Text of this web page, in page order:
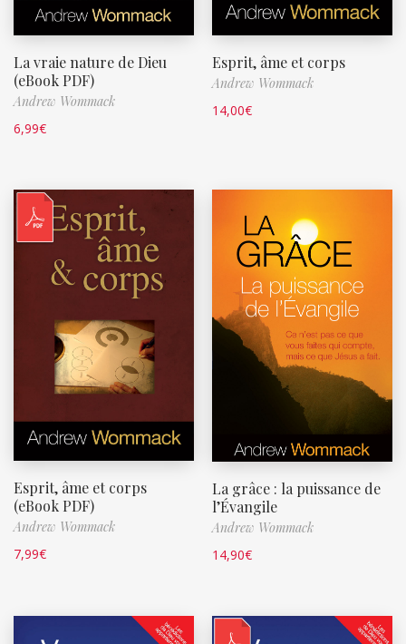
La vraie nature de Dieu
(eBook PDF)
Andrew Wommack
6,99€
Esprit, âme et corps
Andrew Wommack
14,00€
Esprit, âme et corps
(eBook PDF)
Andrew Wommack
7,99€
La grâce : la puissance de
l’Évangile
Andrew Wommack
14,90€